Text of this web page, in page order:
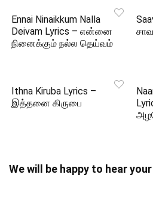
Ennai Ninaikkum Nalla
Deivam Lyrics – என்னை
நினைக்கும் நல்ல தெய்வம்
Ithna Kiruba Lyrics –
இத்தனை கிருபை
We will be happy to hear